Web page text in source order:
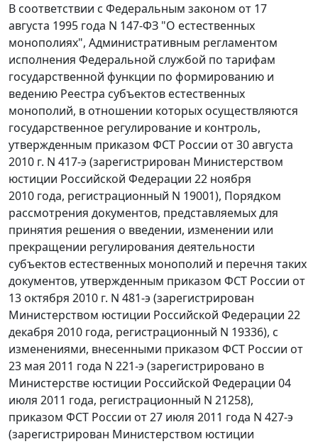
В соответствии с Федеральным законом от 17
августа 1995 года N 147-ФЗ "О естественных
монополиях", Административным регламентом
исполнения Федеральной службой по тарифам
государственной функции по формированию и
ведению Реестра субъектов естественных
монополий, в отношении которых осуществляются
государственное регулирование и контроль,
утвержденным приказом ФСТ России от 30 августа
2010 г. N 417-э (зарегистрирован Министерством
юстиции Российской Федерации 22 ноября
2010 года, регистрационный N 19001), Порядком
рассмотрения документов, представляемых для
принятия решения о введении, изменении или
прекращении регулирования деятельности
субъектов естественных монополий и перечня таких
документов, утвержденным приказом ФСТ России от
13 октября 2010 г. N 481-э (зарегистрирован
Министерством юстиции Российской Федерации 22
декабря 2010 года, регистрационный N 19336), с
изменениями, внесенными приказом ФСТ России от
23 мая 2011 года N 221-э (зарегистрировано в
Министерстве юстиции Российской Федерации 04
июля 2011 года, регистрационный N 21258),
приказом ФСТ России от 27 июля 2011 года N 427-э
(зарегистрирован Министерством юстиции